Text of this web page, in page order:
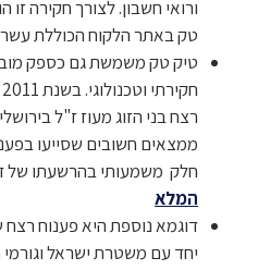
ורואי חשבון. לצורך חקירה
טק באתר הלקוח הכוללת
טיק טק משמשת גם כספק
רצח בני הזוג מעוז ז"ל
ממצאים חשובים שסייעו
חלק משמעותי בהרשעתו של
המלא
יחד עם משטרת ישראל וגורמי